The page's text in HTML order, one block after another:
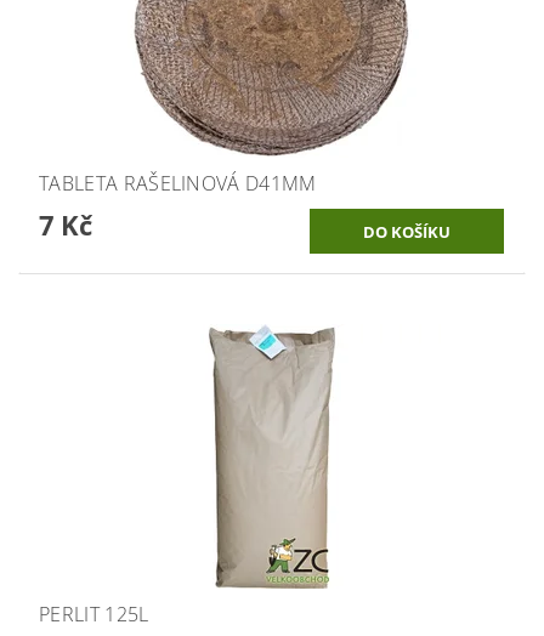
TABLETA RAŠELINOVÁ D41MM
7 Kč
PERLIT 125L